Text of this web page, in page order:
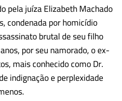
pela juíza Elizabeth Machado
condenada por homicídio
brutal de seu filho
por seu namorado, o ex-
mais conhecido como Dr.
indignação e perplexidade